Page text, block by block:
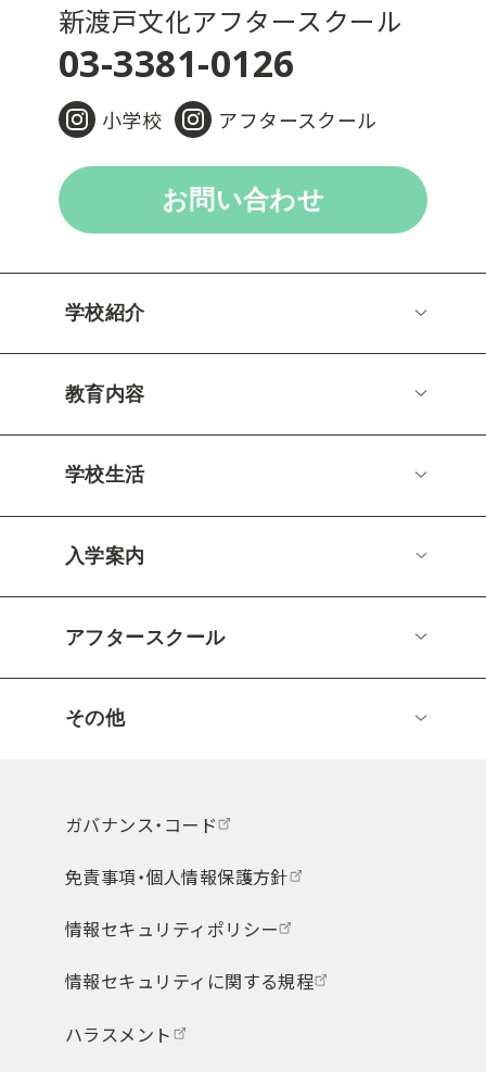
新渡戸文化アフタースクール
03-3381-0126
小学校 アフタースクール
お問い合わせ
学校紹介
教育内容
学校生活
入学案内
アフタースクール
その他
ガバナンス・コード
免責事項・個人情報保護方針
情報セキュリティポリシー
情報セキュリティに関する規程
ハラスメント